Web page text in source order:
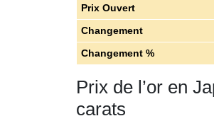
Prix ​​Ouvert
Changement
Changement %
Prix de l’or en
carats